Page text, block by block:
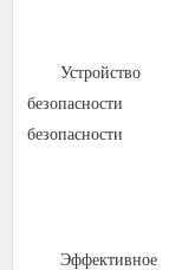
Устройство
безопасности
безопасности
Эффективное